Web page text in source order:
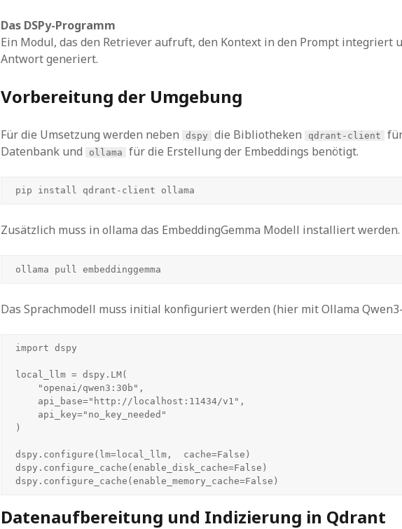
Das DSPy-Programm
Ein Modul, das den Retriever aufruft, den Kontext in den Prompt integriert
Antwort generiert.
Vorbereitung der Umgebung
Für die Umsetzung werden neben dspy die Bibliotheken qdrant-client
Datenbank und
ollama für die Erstellung der Embeddings benötigt.
pip install qdrant-client ollama
Zusätzlich muss in ollama das EmbeddingGemma Modell installiert werden.
ollama pull embeddinggemma
Das Sprachmodell muss initial konfiguriert werden (hier mit Ollama
import dspy
local_llm = dspy.LM(
)
dspy.configure(lm=local_llm,  cache=False)
dspy.configure_cache(enable_disk_cache=False)
dspy.configure_cache(enable_memory_cache=False)
Datenaufbereitung und Indizierung in Qdrant